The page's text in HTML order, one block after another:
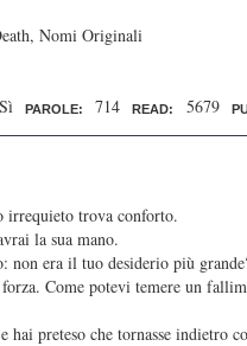
Nomi Originali
Sì PAROLE: 714 READ: 5679
irrequieto trova conforto.
la sua mano.
non era il tuo desiderio più
Come potevi temere un
hai preteso che tornasse